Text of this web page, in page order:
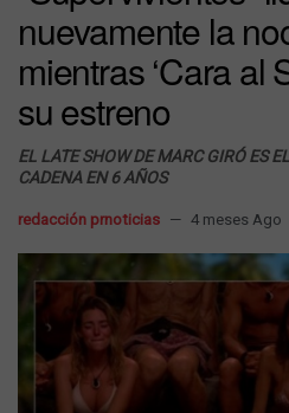
nuevamente la
mientras ‘Cara al
su estreno
EL LATE SHOW DE MARC GIRÓ ES
CADENA EN 6 AÑOS
redacción prnoticias 4 meses Ago